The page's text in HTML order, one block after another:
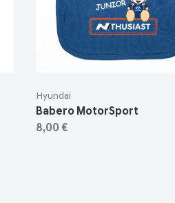
Hyundai
Babero MotorSport
8,00 €